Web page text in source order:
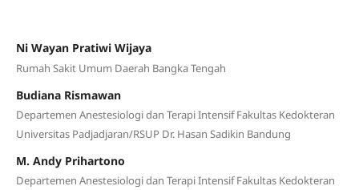
Ni Wayan Pratiwi Wijaya
Rumah Sakit Umum Daerah Bangka Tengah
Budiana Rismawan
Departemen Anestesiologi dan Terapi Intensif Fakultas Kedokteran
Universitas Padjadjaran/RSUP Dr. Hasan Sadikin Bandung
M. Andy Prihartono
Departemen Anestesiologi dan Terapi Intensif Fakultas Kedokteran